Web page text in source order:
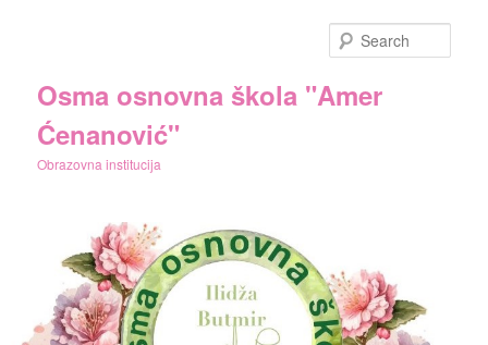
Osma osnovna škola "Amer
Ćenanović"
Obrazovna institucija